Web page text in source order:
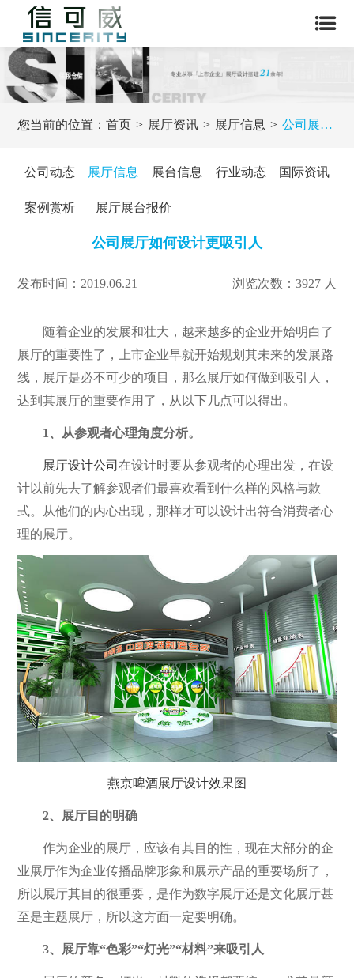
您当前的位置：首页 展厅资讯 展厅信息 公司展厅如何设计更吸引人
公司动态 展厅信息 展台信息 行业动态 国际资讯
案例赏析 展厅展台报价
公司展厅如何设计更吸引人
发布时间：2019.06.21 浏览次数：3927 人
随着企业的发展和壮大，越来越多的企业开始明白了
展厅的重要性了，上市企业早就开始规划其未来的发展路
线，展厅是必不可少的项目，那么展厅如何做到吸引人，
达到其展厅的重要作用了，从以下几点可以得出。
1、从参观者心理角度分析。
展厅设计公司在设计时要从参观者的心理出发，在设
计以前先去了解参观者们最喜欢看到什么样的风格与款
式。从他们的内心出现，那样才可以设计出符合消费者心
理的展厅。
燕京啤酒展厅设计效果图
2、展厅目的明确
作为企业的展厅，应该有其目的性，现在大部分的企
业展厅作为企业传播品牌形象和展示产品的重要场所了，
所以展厅其目的很重要，是作为数字展厅还是文化展厅甚
至是主题展厅，所以这方面一定要明确。
3、展厅靠“色彩”“灯光”“材料”来吸引人